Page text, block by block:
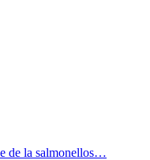
de la salmonellos…